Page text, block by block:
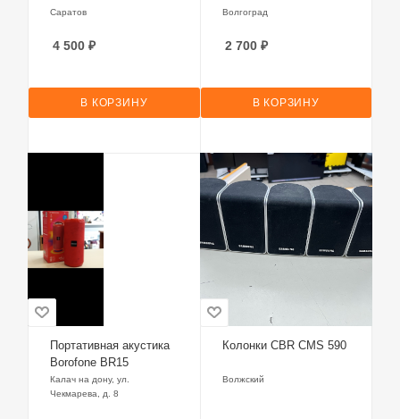
Саратов
4 500 ₽
В КОРЗИНУ
Волгоград
2 700₽
В КОРЗИНУ
Портативная акустика
Borofone BR15
Калач на дону, ул.
Чекмарева, д. 8
Колонки CBR CMS 590
Волжский